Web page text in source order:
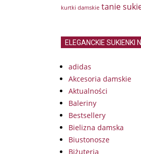
kurtki damskie tanie
ELEGANCKIE SUKIENKI
adidas
Akcesoria damskie
Aktualności
Baleriny
Bestsellery
Bielizna damska
Biustonosze
Biżuteria